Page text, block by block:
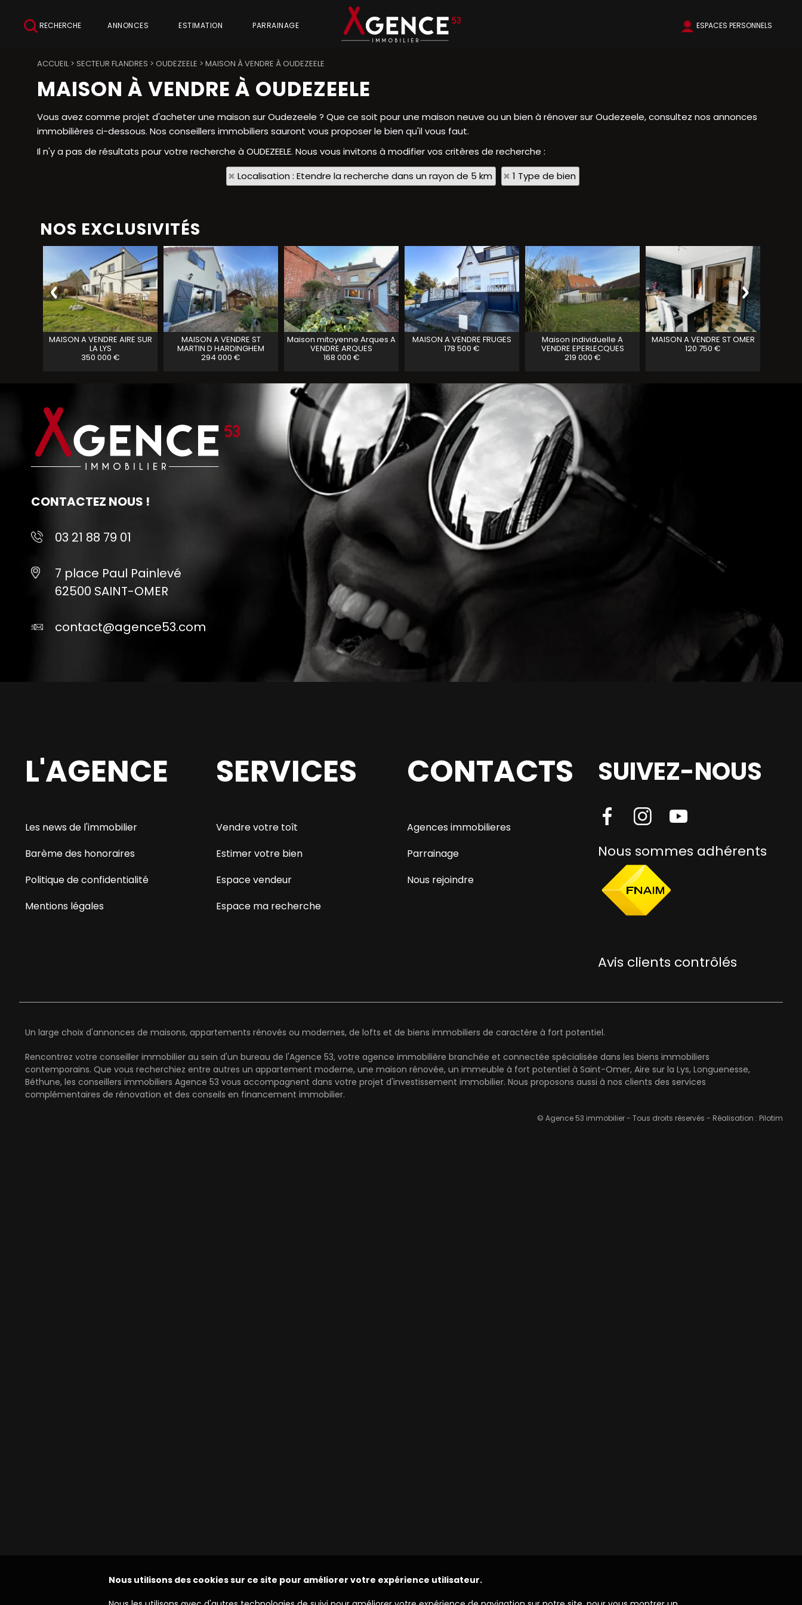
RECHERCHE ESPACES PERSONNELS
ANNONCES ESTIMATION PARRAINAGE
ACCUEIL> SECTEUR FLANDRES > OUDEZEELE > MAISON À VENDRE À OUDEZEELE
MAISON À VENDRE À OUDEZEELE
Vous avez comme projet d'acheter une maison sur Oudezeele ? Que ce soit pour une maison neuve ou un bien à rénover sur Oudezeele, consultez nos annonces
immobilières ci-dessous. Nos conseillers immobiliers sauront vous proposer le bien qu'il vous faut.
Il n'y a pas de résultats pour votre recherche à OUDEZEELE. Nous vous invitons à modifier vos critères de recherche :
Localisation : Etendre la recherche dans un rayon de 5 km
1 Type de bien
NOS EXCLUSIVITÉS
MAISON A VENDRE AIRE SUR
LA LYS
350 000 €
MAISON A VENDRE ST
MARTIN D HARDINGHEM
294 000 €
Maison mitoyenne Arques A
VENDRE ARQUES
168 000 €
MAISON A VENDRE FRUGES
178 500 €
Maison individuelle A
VENDRE EPERLECQUES
219 000 €
MAISON A VENDRE ST OMER
120 750 €
CONTACTEZ NOUS !
03 21 88 79 01
7 place Paul Painlevé
62500 SAINT-OMER
contact@agence53.com
L'AGENCE
Les news de l'immobilier
Barème des honoraires
Politique de confidentialité
Mentions légales
SERVICES
Vendre votre toît
Estimer votre bien
Espace vendeur
Espace ma recherche
CONTACTS
Agences immobilieres
Parrainage
Nous rejoindre
SUIVEZ-NOUS
Nous sommes adhérents
Avis clients contrôlés
Un large choix d'annonces de maisons, appartements rénovés ou modernes, de lofts et de biens immobiliers de caractère à fort potentiel.
Rencontrez votre conseiller immobilier au sein d'un bureau de l'Agence 53, votre agence immobilière branchée et connectée spécialisée dans les biens immobiliers
contemporains. Que vous recherchiez entre autres un appartement moderne, une maison rénovée, un immeuble à fort potentiel à Saint-Omer, Aire sur la Lys, Longuenesse,
Béthune, les conseillers immobiliers Agence 53 vous accompagnent dans votre projet d'investissement immobilier. Nous proposons aussi à nos clients des services
complémentaires de rénovation et des conseils en financement immobilier.
© Agence 53 immobilier - Tous droits réservés - Réalisation : Pilotim
Nous utilisons des cookies sur ce site pour améliorer votre expérience utilisateur.